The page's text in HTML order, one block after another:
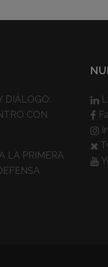
DIÁLOGO:
CON
LA PRIMERA